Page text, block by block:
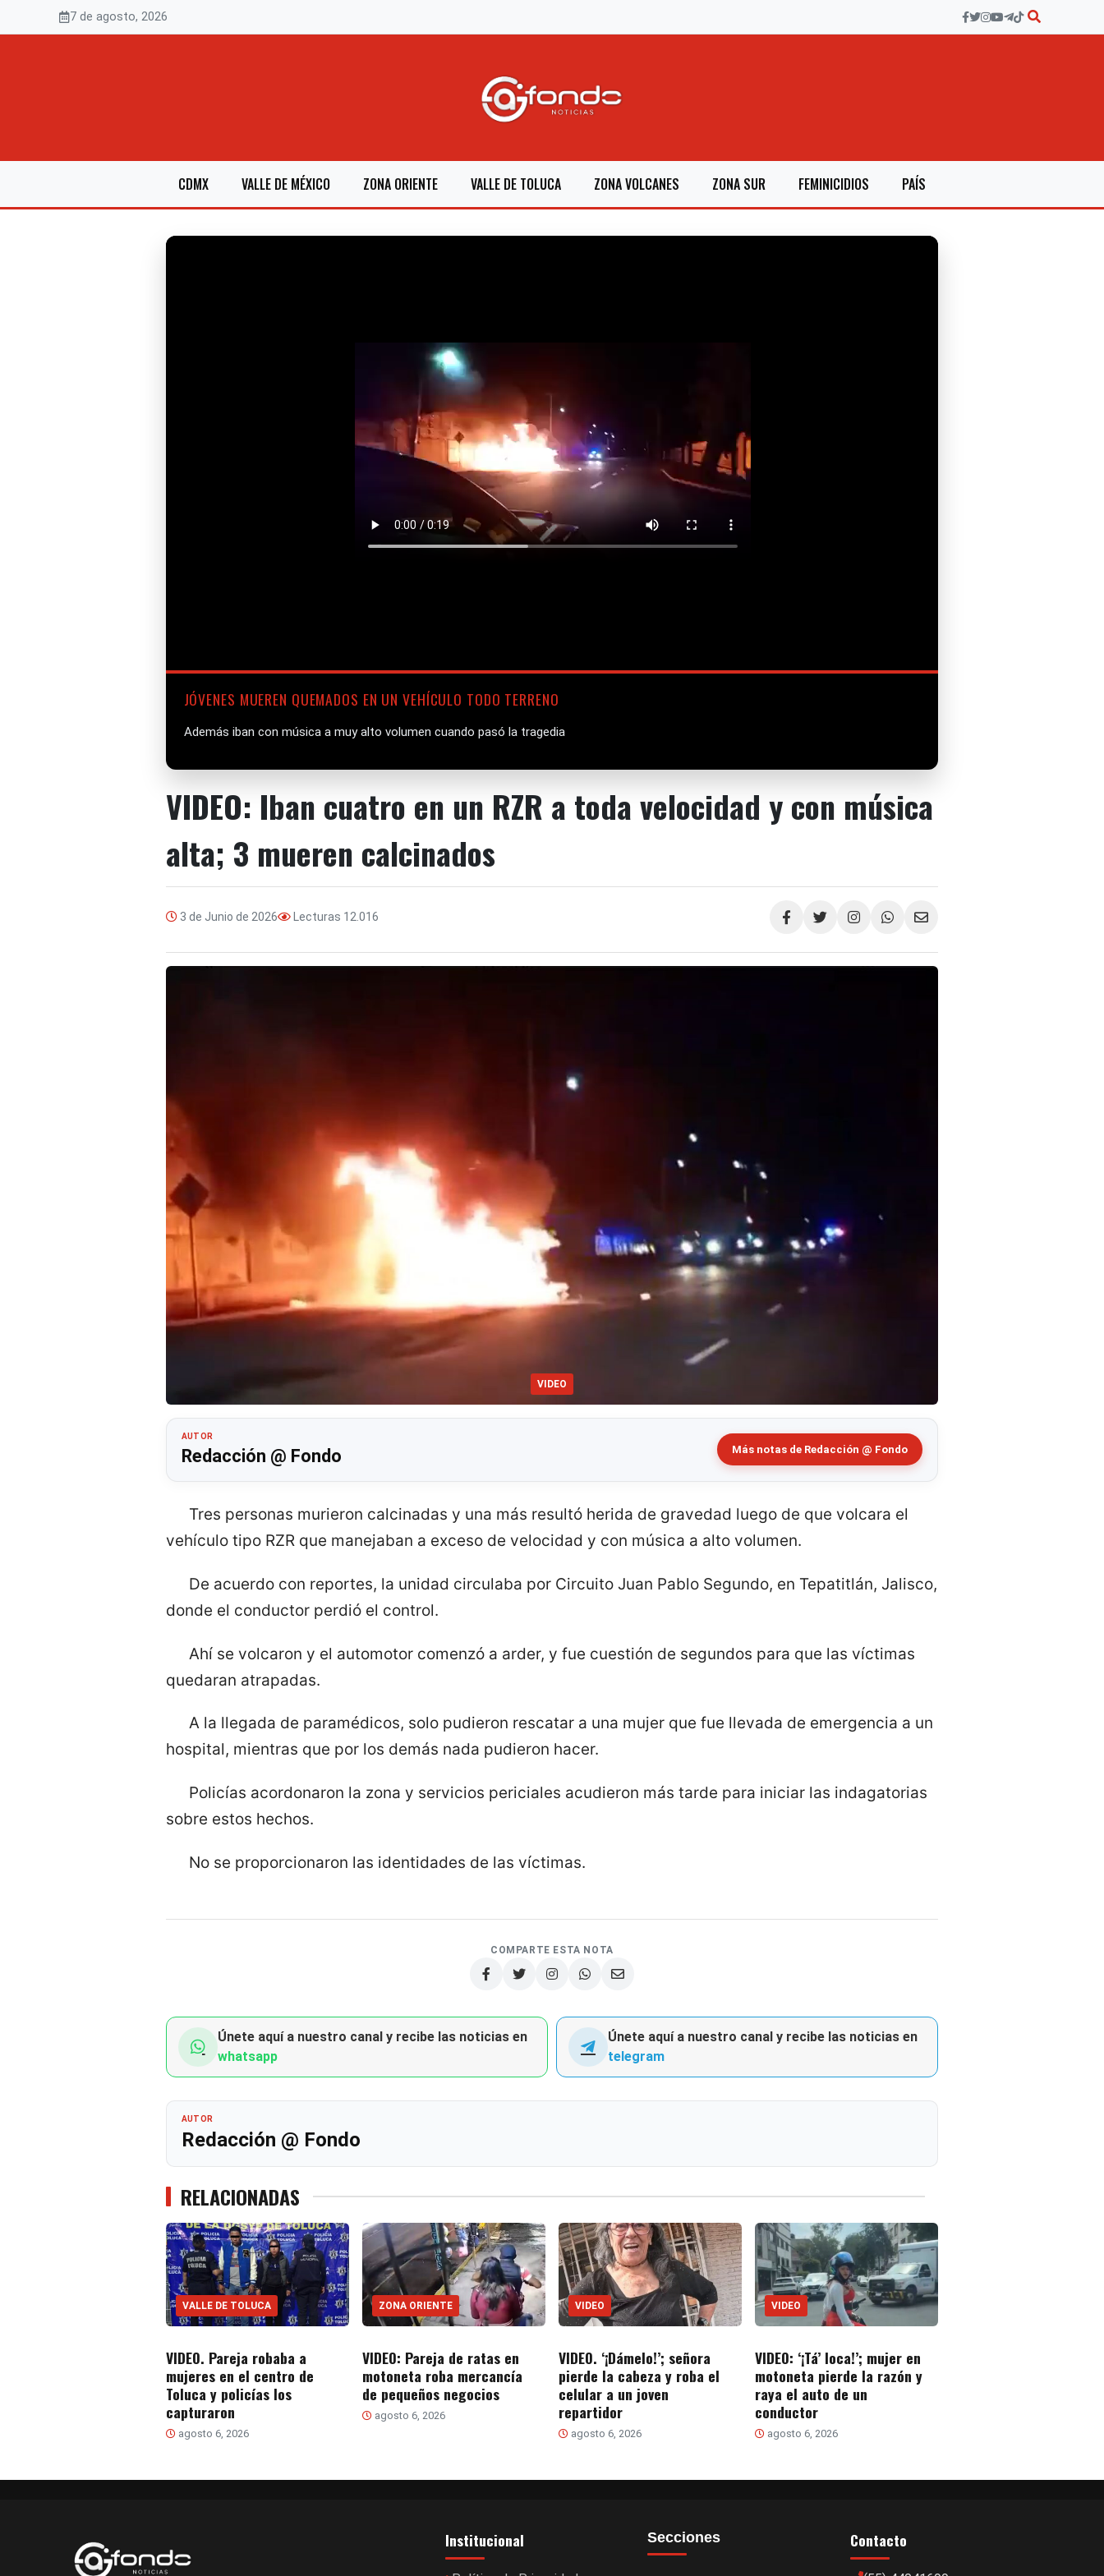
7 de agosto, 2026
CDMX VALLE DE MÉXICO ZONA ORIENTE VALLE DE TOLUCA ZONA VOLCANES ZONA SUR FEMINICIDIOS PAÍS
JÓVENES MUEREN QUEMADOS EN UN VEHÍCULO TODO TERRENO
Además iban con música a muy alto volumen cuando pasó la tragedia
VIDEO: Iban cuatro en un RZR a toda velocidad y con música
alta; 3 mueren calcinados
3 de Junio de 2026 Lecturas 12.016
Compartir
VIDEO
AUTOR
Redacción @ Fondo Más notas de Redacción @ Fondo
Tres personas murieron calcinadas y una más resultó herida de gravedad luego de que volcara el
vehículo tipo RZR que manejaban a exceso de velocidad y con música a alto volumen.
De acuerdo con reportes, la unidad circulaba por Circuito Juan Pablo Segundo, en Tepatitlán, Jalisco,
donde el conductor perdió el control.
Ahí se volcaron y el automotor comenzó a arder, y fue cuestión de segundos para que las víctimas
quedaran atrapadas.
A la llegada de paramédicos, solo pudieron rescatar a una mujer que fue llevada de emergencia a un
hospital, mientras que por los demás nada pudieron hacer.
Policías acordonaron la zona y servicios periciales acudieron más tarde para iniciar las indagatorias
sobre estos hechos.
No se proporcionaron las identidades de las víctimas.
COMPARTE ESTA NOTA
Únete aquí a nuestro canal y recibe las noticias en
whatsapp
Únete aquí a nuestro canal y recibe las noticias en
telegram
AUTOR
Redacción @ Fondo
RELACIONADAS
VALLE DE TOLUCA
VIDEO. Pareja robaba a
mujeres en el centro de
Toluca y policías los
capturaron
agosto 6, 2026
ZONA ORIENTE
VIDEO: Pareja de ratas en
motoneta roba mercancía
de pequeños negocios
agosto 6, 2026
VIDEO
VIDEO. ‘¡Dámelo!’; señora
pierde la cabeza y roba el
celular a un joven
repartidor
agosto 6, 2026
VIDEO
VIDEO: ‘¡Tá’ loca!’; mujer en
motoneta pierde la razón y
raya el auto de un
conductor
agosto 6, 2026
Institucional Secciones Contacto